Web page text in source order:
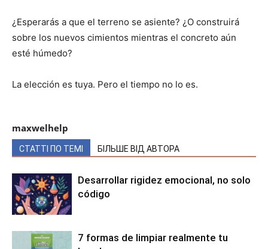
¿Esperarás a que el terreno se asiente? ¿O construirá
sobre los nuevos cimientos mientras el concreto aún
esté húmedo?
La elección es tuya. Pero el tiempo no lo es.
maxwelhelp
СТАТТІ ПО ТЕМІ БІЛЬШЕ ВІД АВТОРА
Desarrollar rigidez emocional, no solo
código
7 formas de limpiar realmente tu